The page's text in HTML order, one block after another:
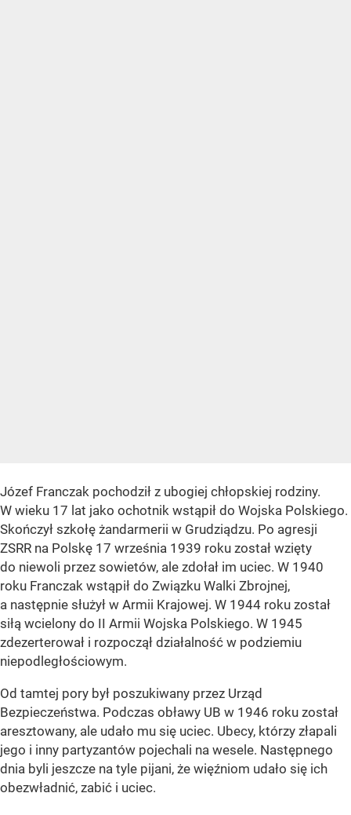
Józef Franczak pochodził z ubogiej chłopskiej rodziny.
W wieku 17 lat jako ochotnik wstąpił do Wojska Polskiego.
Skończył szkołę żandarmerii w Grudziądzu. Po agresji
ZSRR na Polskę 17 września 1939 roku został wzięty
do niewoli przez sowietów, ale zdołał im uciec. W 1940
roku Franczak wstąpił do Związku Walki Zbrojnej,
a następnie służył w Armii Krajowej. W 1944 roku został
siłą wcielony do II Armii Wojska Polskiego. W 1945
zdezerterował i rozpoczął działalność w podziemiu
niepodległościowym.
Od tamtej pory był poszukiwany przez Urząd
Bezpieczeństwa. Podczas obławy UB w 1946 roku został
aresztowany, ale udało mu się uciec. Ubecy, którzy złapali
jego i inny partyzantów pojechali na wesele. Następnego
dnia byli jeszcze na tyle pijani, że więźniom udało się ich
obezwładnić, zabić i uciec.